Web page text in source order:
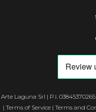
Arte Laguna Srl | P.I. 03845370265
| Terms of Service| Terms and